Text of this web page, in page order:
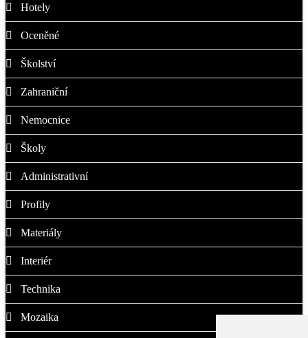
Hotely
Oceněné
Školství
Zahraniční
Nemocnice
Školy
Administrativní
Profily
Materiály
Interiér
Technika
Mozaika